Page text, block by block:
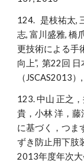
124. 是枝祐太,
志, 富川盛雅, 橋
更技術による手
向上”, 第22回
（JSCAS2013
123. 中山 正之
貴，小林 洋，藤
に基づく，つま
ずき防止用下肢
2013年度年次